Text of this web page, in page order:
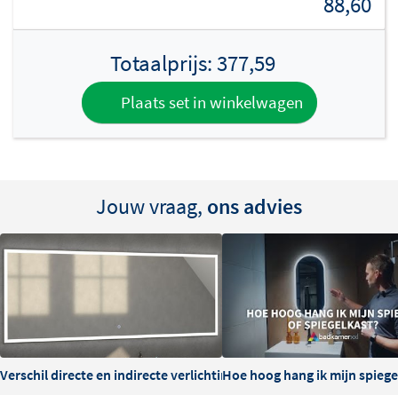
Totaalprijs:377,59
Plaats set in winkelwagen
Jouw vraag, ons advies
Verschil directe en indirecte verlichting bij spiegels
Hoe hoog hang ik mijn